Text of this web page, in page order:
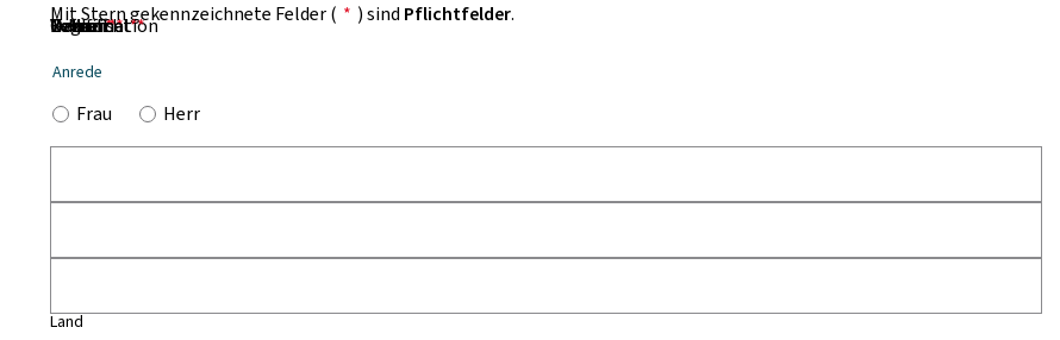
Mit Stern gekennzeichnete Felder ( * ) sind Pflichtfelder.
Anrede
Frau Herr
Vorname *
Name *
Organisation
Land
E-Mail *
Telefon
Betreff *
Nachricht *